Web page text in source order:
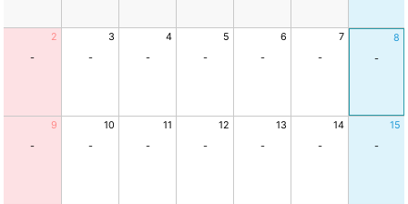
2
-
3
-
4
-
5
-
6
-
7
-
8
-
9
-
10
-
11
-
12
-
13
-
14
-
15
-